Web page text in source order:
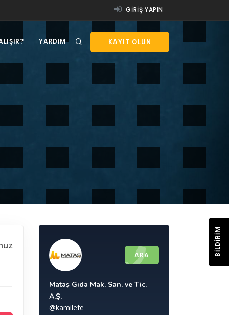
GIRIŞ YAPIN
KAYIT OLUN
YARDIM
ARA
Mataş Gıda Mak. San. ve Tic.
A.Ş.
@kamilefe
BILDIRIM